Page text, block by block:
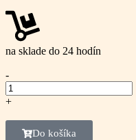
na sklade do 24 hodín
-
+
Do košíka